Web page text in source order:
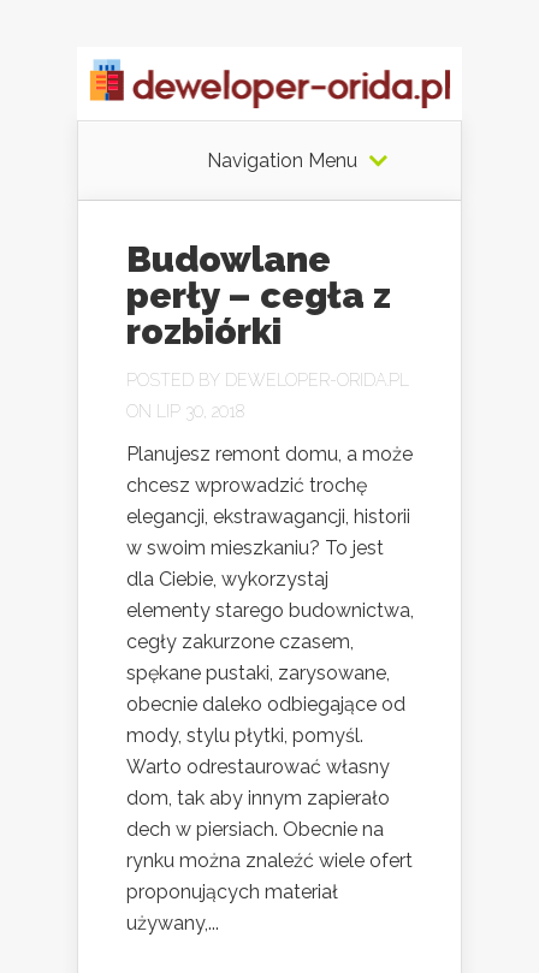
Navigation Menu
Budowlane
perły – cegła z
rozbiórki
POSTED BY DEWELOPER-ORIDA.PL
ON LIP 30, 2018
Planujesz remont domu, a może
chcesz wprowadzić trochę
elegancji, ekstrawagancji, historii
w swoim mieszkaniu? To jest
dla Ciebie, wykorzystaj
elementy starego budownictwa,
cegły zakurzone czasem,
spękane pustaki, zarysowane,
obecnie daleko odbiegające od
mody, stylu płytki, pomyśl.
Warto odrestaurować własny
dom, tak aby innym zapierało
dech w piersiach. Obecnie na
rynku można znaleźć wiele ofert
proponujących materiał
używany,...